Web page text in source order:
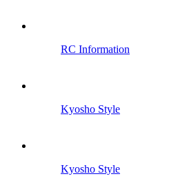
RC Information
Kyosho Style
Kyosho Style